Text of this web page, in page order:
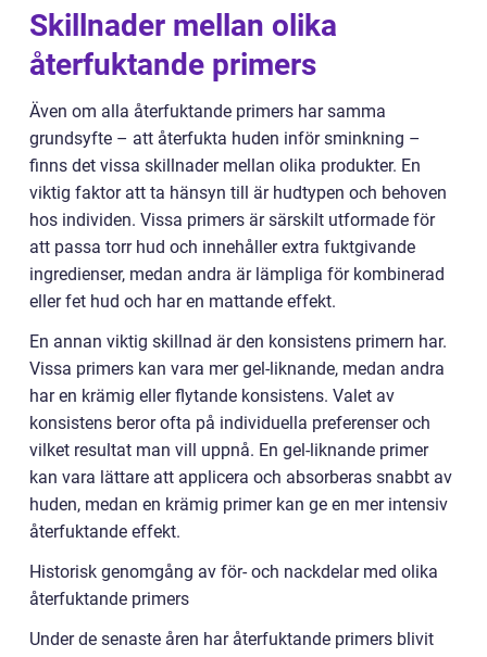
Skillnader mellan olika
återfuktande primers
Även om alla återfuktande primers har samma
grundsyfte – att återfukta huden inför sminkning –
finns det vissa skillnader mellan olika produkter. En
viktig faktor att ta hänsyn till är hudtypen och behoven
hos individen. Vissa primers är särskilt utformade för
att passa torr hud och innehåller extra fuktgivande
ingredienser, medan andra är lämpliga för kombinerad
eller fet hud och har en mattande effekt.
En annan viktig skillnad är den konsistens primern har.
Vissa primers kan vara mer gel-liknande, medan andra
har en krämig eller flytande konsistens. Valet av
konsistens beror ofta på individuella preferenser och
vilket resultat man vill uppnå. En gel-liknande primer
kan vara lättare att applicera och absorberas snabbt av
huden, medan en krämig primer kan ge en mer intensiv
återfuktande effekt.
Historisk genomgång av för- och nackdelar med olika
återfuktande primers
Under de senaste åren har återfuktande primers blivit